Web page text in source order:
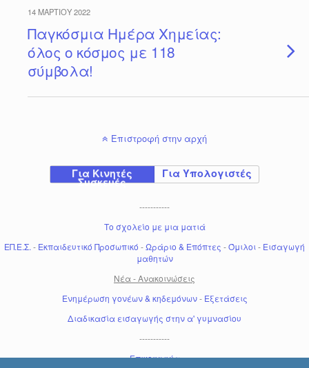
14 ΜΑΡΤΊΟΥ 2022
Παγκόσμια Ημέρα Χημείας:
όλος ο κόσμος με 118
σύμβολα!
Επιστροφή στην αρχή
Για Κινητές
Συσκευές
Για Υπολογιστές
-----------
Το σχολείο με μια ματιά
ΕΠ.Ε.Σ. - Εκπαιδευτικό Προσωπικό -Ωράριο & Επόπτες -Όμιλοι- Εισαγωγή
μαθητών
Νέα - Ανακοινώσεις
Ενημέρωση γονέων & κηδεμόνων- Εξετάσεις
Διαδικασία εισαγωγής στην α' γυμνασίου
-----------
Επικοινωνία